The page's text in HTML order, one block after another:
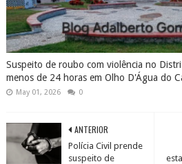
Suspeito de roubo com violência no
menos de 24 horas em Olho D'Água do
May 01, 2026 0
ANTERIOR
Polícia Civil prende
suspeito de